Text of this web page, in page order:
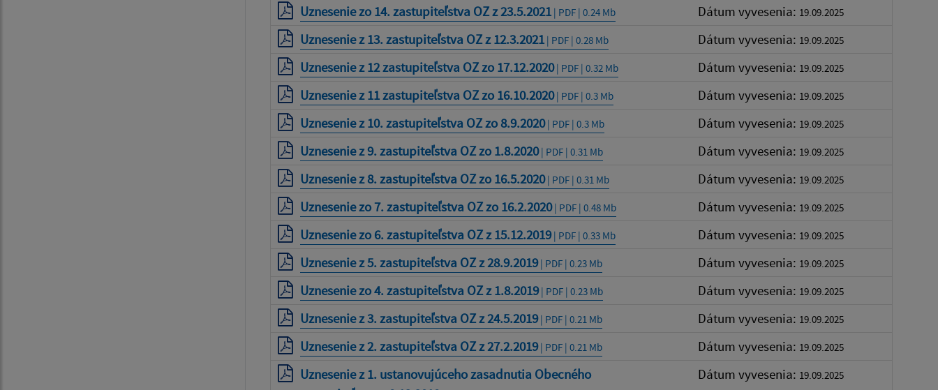
Uznesenie zo 14. zastupiteľstva OZ z 23.5.2021| PDF | 0.24 Mb Dátum vyvesenia: 19.09.2025
Uznesenie z 13. zastupiteľstva OZ z 12.3.2021| PDF | 0.28 Mb Dátum vyvesenia: 19.09.2025
Uznesenie z 12 zastupiteľstva OZ zo 17.12.2020| PDF | 0.32 Mb Dátum vyvesenia: 19.09.2025
Uznesenie z 11 zastupiteľstva OZ zo 16.10.2020| PDF | 0.3 Mb Dátum vyvesenia: 19.09.2025
Uznesenie z 10. zastupiteľstva OZ zo 8.9.2020| PDF | 0.3 Mb Dátum vyvesenia: 19.09.2025
Uznesenie z 9. zastupiteľstva OZ zo 1.8.2020| PDF | 0.31 Mb Dátum vyvesenia: 19.09.2025
Uznesenie z 8. zastupiteľstva OZ zo 16.5.2020| PDF | 0.31 Mb Dátum vyvesenia: 19.09.2025
Uznesenie zo 7. zastupiteľstva OZ zo 16.2.2020| PDF | 0.48 Mb Dátum vyvesenia: 19.09.2025
Uznesenie zo 6. zastupiteľstva OZ z 15.12.2019| PDF | 0.33 Mb Dátum vyvesenia: 19.09.2025
Uznesenie z 5. zastupiteľstva OZ z 28.9.2019| PDF | 0.23 Mb Dátum vyvesenia: 19.09.2025
Uznesenie zo 4. zastupiteľstva OZ z 1.8.2019| PDF | 0.23 Mb Dátum vyvesenia: 19.09.2025
Uznesenie z 3. zastupiteľstva OZ z 24.5.2019| PDF | 0.21 Mb Dátum vyvesenia: 19.09.2025
Uznesenie z 2. zastupiteľstva OZ z 27.2.2019| PDF | 0.21 Mb Dátum vyvesenia: 19.09.2025
Uznesenie z 1. ustanovujúceho zasadnutia Obecného
Dátum vyvesenia: 19.09.2025